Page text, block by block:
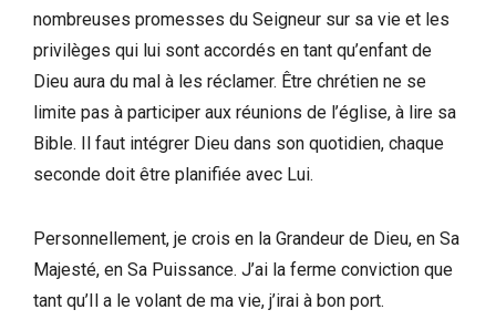
nombreuses promesses du Seigneur sur sa vie et les
privilèges qui lui sont accordés en tant qu’enfant de
Dieu aura du mal à les réclamer. Être chrétien ne se
limite pas à participer aux réunions de l’église, à lire sa
Bible. Il faut intégrer Dieu dans son quotidien, chaque
seconde doit être planifiée avec Lui.
Personnellement, je crois en la Grandeur de Dieu, en Sa
Majesté, en Sa Puissance. J’ai la ferme conviction que
tant qu’Il a le volant de ma vie, j’irai à bon port.